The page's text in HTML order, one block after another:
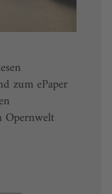
zum ePaper
Opernwelt